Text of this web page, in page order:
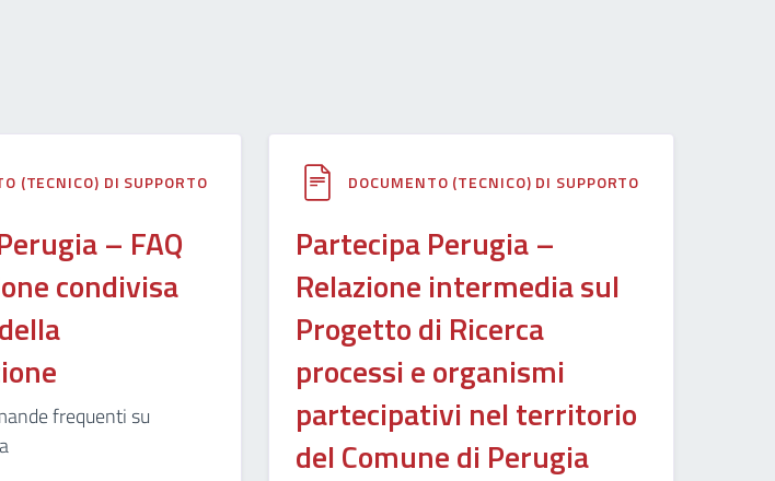
(TECNICO) DI SUPPORTO
– FAQ
condivisa
frequenti su
DOCUMENTO (TECNICO) DI SUPPORTO
Partecipa Perugia –
Relazione intermedia sul
Progetto di Ricerca
processi e organismi
partecipativi nel territorio
del Comune di Perugia